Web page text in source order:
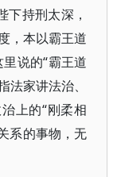
持刑太深，
，本以霸王道
说的“霸王道
法家讲法治、
上的“刚柔相
系的事物，无